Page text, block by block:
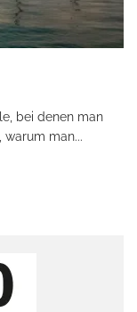
bei denen man
warum man...